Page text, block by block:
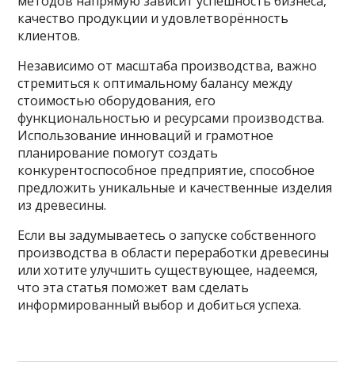
качество продукции и удовлетворённость
клиентов.
Независимо от масштаба производства, важно
стремиться к оптимальному балансу между
стоимостью оборудования, его
функциональностью и ресурсами производства.
Использование инноваций и грамотное
планирование помогут создать
конкурентоспособное предприятие, способное
предложить уникальные и качественные изделия
из древесины.
Если вы задумываетесь о запуске собственного
производства в области переработки древесины
или хотите улучшить существующее, надеемся,
что эта статья поможет вам сделать
информированный выбор и добиться успеха.